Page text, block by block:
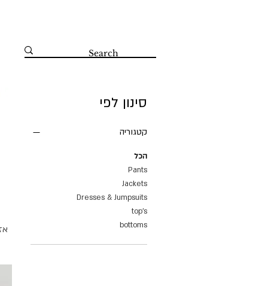
סינון לפי
קטגוריה
הכל
Pants
Jackets
Dresses & Jumpsuits
top's
bottoms